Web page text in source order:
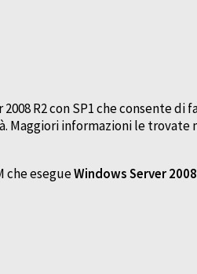
R2 con SP1 che consente di
Maggiori informazioni le trovate
che esegueWindows Server